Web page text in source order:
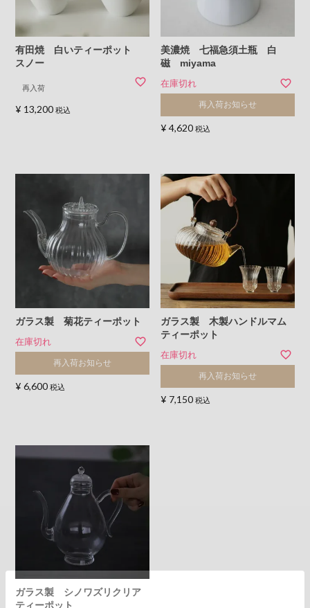
有田焼 白いティーポット
スノー
再入荷
¥ 13,200 税込
美濃焼 七福急須土瓶 白
磁 miyama
在庫切れ
再入荷お知らせ
¥ 4,620 税込
ガラス製 菊花ティーポット
在庫切れ
再入荷お知らせ
¥ 6,600 税込
ガラス製 木製ハンドルマム
ティーポット
在庫切れ
再入荷お知らせ
¥ 7,150 税込
ガラス製 シノワズリクリア
ティーポット